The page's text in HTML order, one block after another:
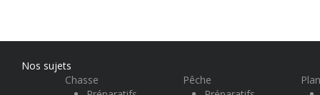
Nos sujets
Chasse
Pêche